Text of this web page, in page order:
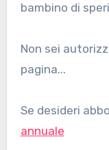
bambino di
Non sei autorizzato a visualizzare questa
pagina...
Se desideri
annuale